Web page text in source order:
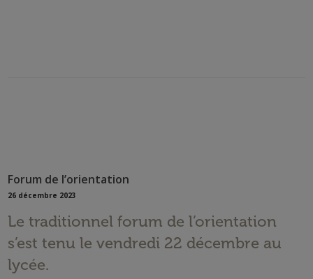
Forum de l’orientation
26 décembre 2023
Le traditionnel forum de l’orientation
s’est tenu le vendredi 22 décembre au
lycée.